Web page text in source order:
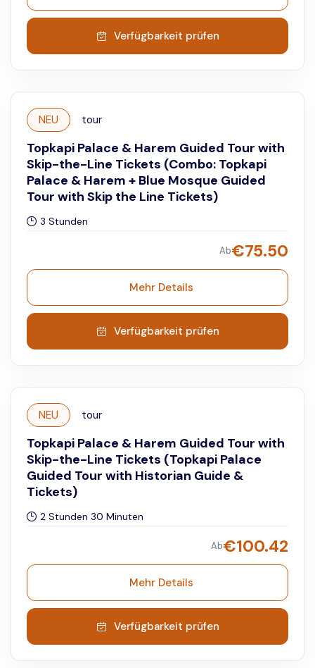
Verfügbarkeit prüfen
NEU tour
Topkapi Palace & Harem Guided Tour with
Skip-the-Line Tickets (Combo: Topkapi
Palace & Harem + Blue Mosque Guided
Tour with Skip the Line Tickets)
3 Stunden
Ab€75.50
Mehr Details
Verfügbarkeit prüfen
NEU tour
Topkapi Palace & Harem Guided Tour with
Skip-the-Line Tickets (Topkapi Palace
Guided Tour with Historian Guide &
Tickets)
2 Stunden 30 Minuten
Ab€100.42
Mehr Details
Verfügbarkeit prüfen